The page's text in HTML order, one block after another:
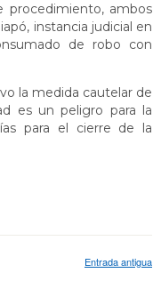
ambos
instancia judicial en
de robo con
la medida cautelar de
es un peligro para la
para el cierre de la
Entrada antigua